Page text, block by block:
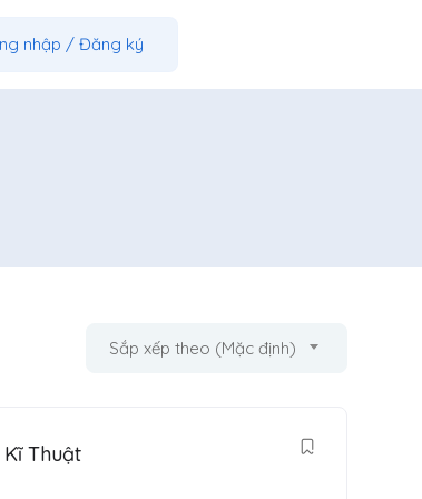
nhập / Đăng ký
Sắp xếp theo (Mặc định)
Kĩ Thuật